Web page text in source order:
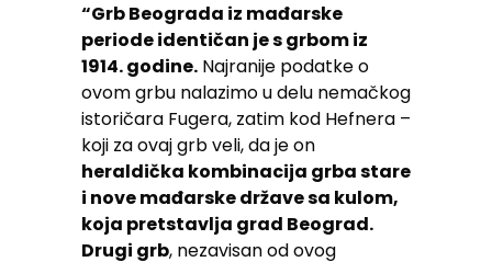
“Grb Beograda iz mađarske
periode identičan je s grbom iz
1914. godine. Najranije podatke o
ovom grbu nalazimo u delu nemačkog
istoričara Fugera, zatim kod Hefnera –
koji za ovaj grb veli, da je on
heraldička kombinacija grba stare
i nove mađarske države sa kulom,
koja pretstavlja grad Beograd.
Drugi grb, nezavisan od ovog